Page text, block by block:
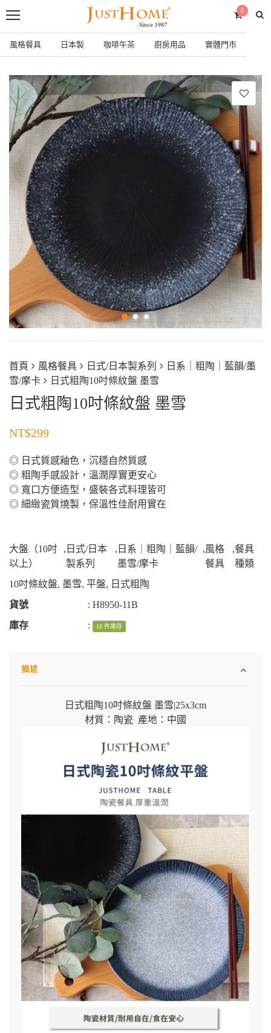
0
風格餐具 日本製 咖啡午茶 廚房用品 實體門市
首頁 風格餐具 日式/日本製系列
日系｜粗陶｜藍韻/墨
雪/摩卡
日式粗陶10吋條紋盤 墨雪
日式粗陶10吋條紋盤 墨雪
NT$299
◎ 日式質感釉色，沉穩自然質感
◎ 粗陶手感設計，溫潤厚實更安心
◎ 寬口方便造型，盛裝各式料理皆可
◎ 細緻瓷質燒製，保溫性佳耐用實在
大盤（10吋
以上）
, 日式/日本
製系列
, 日系｜粗陶｜藍韻/
墨雪/摩卡
,風格
餐具
,餐具
種類
10吋條紋盤, 墨雪, 平盤, 日式粗陶
貨號
: H8950-11B
庫存
: 10 件庫存
描述
日式粗陶10吋條紋盤 墨雪|25x3cm
材質：陶瓷 產地：中國